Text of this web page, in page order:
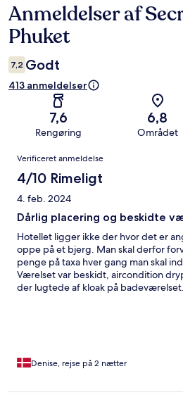
Anmeldelser
Anmeldelser af
Phuket
7,2 Godt
413 anmeldelser
7,6
Rengøring
6,8
Området
Anmeldelser
Verificeret anmeldelse
4/10 Rimeligt
4. feb. 2024
Dårlig placering og beskidte
Hotellet ligger ikke der hvor det er
oppe på et bjerg. Man skal derfor
penge på taxa hver gang man skal
Værelset var beskidt, aircondition
der lugtede af kloak på
Denise, rejse på 2 nætter